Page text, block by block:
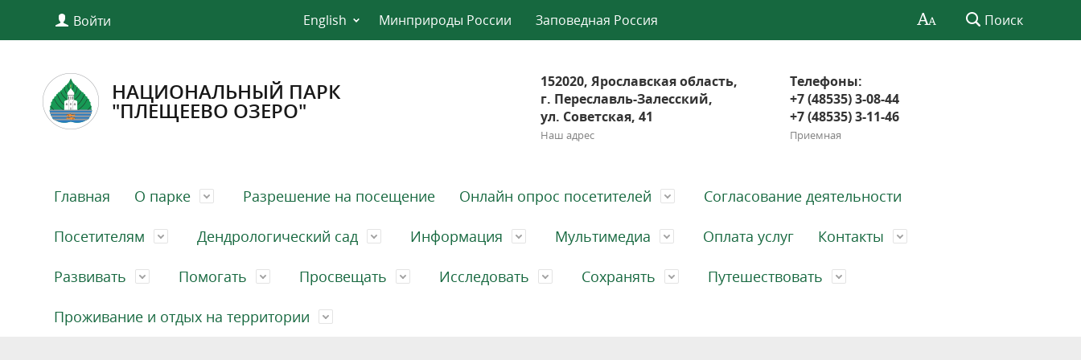
Войти English Минприроды России Заповедная Россия Поиск
НАЦИОНАЛЬНЫЙ ПАРК
"ПЛЕЩЕЕВО ОЗЕРО"
152020, Ярославская область,
г. Переславль-Залесский,
ул. Советская, 41
Наш адрес
Телефоны:
+7 (48535) 3-08-44
+7 (48535) 3-11-46
Приемная
Главная О парке Разрешение на посещение Онлайн опрос посетителей Согласование деятельности
Посетителям Дендрологический сад Информация Мультимедиа Оплата услуг Контакты
Развивать Помогать Просвещать Исследовать Сохранять Путешествовать
Проживание и отдых на территории